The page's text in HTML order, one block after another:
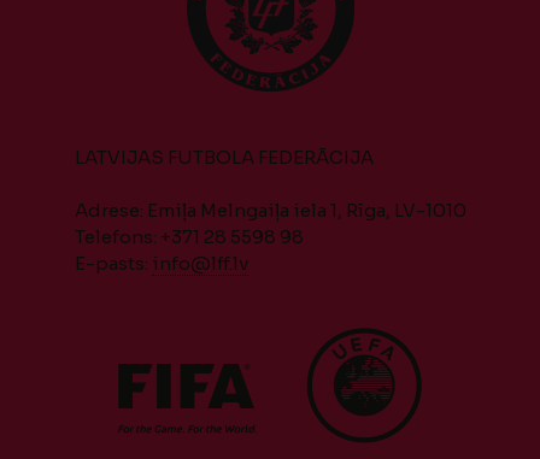
LATVIJAS FUTBOLA FEDERĀCIJA
Adrese: Emiļa Melngaiļa iela 1, Rīga, LV-1010
Telefons: +371 28 5598 98
E-pasts: info@lff.lv